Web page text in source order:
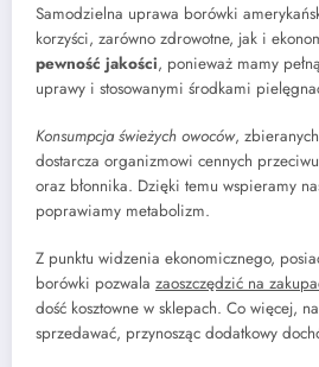
Samodzielna uprawa borówki
korzyści, zarówno zdrowotne, jak i
pewność jakości, ponieważ mamy
uprawy i stosowanymi środkami
Konsumpcja świeżych owoców,
dostarcza organizmowi cennych
oraz błonnika. Dzięki temu wspieramy
poprawiamy metabolizm.
Z punktu widzenia ekonomicznego,
borówki pozwala zaoszczędzić na
dość kosztowne w sklepach. Co więcej,
sprzedawać, przynosząc dodatkowy